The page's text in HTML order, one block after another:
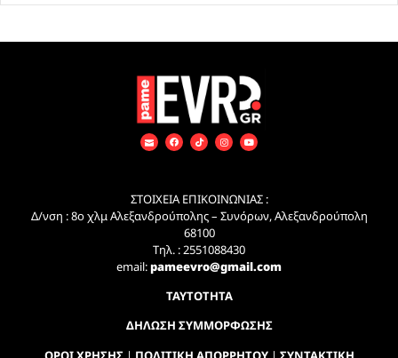
ΣΤΟΙΧΕΙΑ ΕΠΙΚΟΙΝΩΝΙΑΣ :
Δ/νση : 8ο χλμ Αλεξανδρούπολης – Συνόρων, Αλεξανδρούπολη
68100
Τηλ. : 2551088430
email:pameevro@gmail.com
ΤΑΥΤΟΤΗΤΑ
ΔΗΛΩΣΗ ΣΥΜΜΟΡΦΩΣΗΣ